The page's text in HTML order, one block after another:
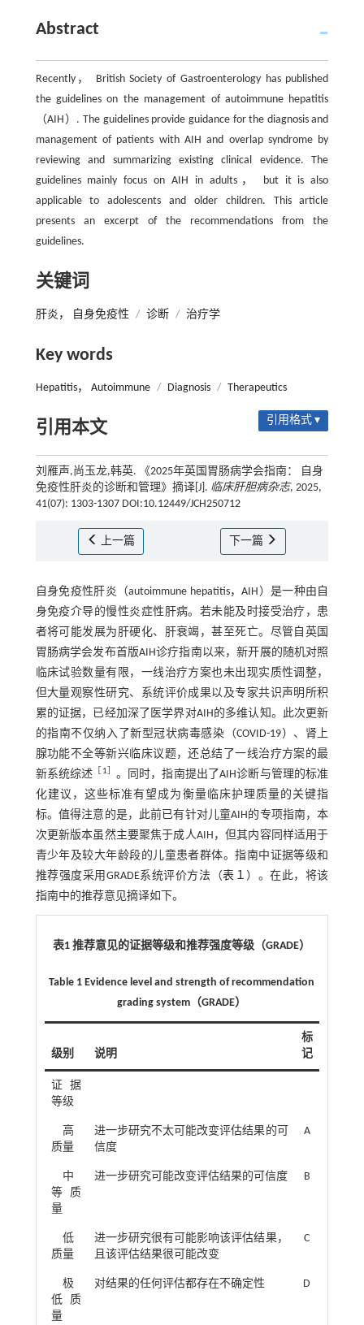
Abstract
Recently， British Society of Gastroenterology has published
the guidelines on the management of autoimmune hepatitis
（AIH）. The guidelines provide guidance for the diagnosis and
management of patients with AIH and overlap syndrome by
reviewing and summarizing existing clinical evidence. The
guidelines mainly focus on AIH in adults， but it is also
applicable to adolescents and older children. This article
presents an excerpt of the recommendations from the
guidelines.
关键词
肝炎， 自身免疫性 / 诊断 / 治疗学
Key words
Hepatitis， Autoimmune / Diagnosis / Therapeutics
引用本文 引用格式 ▾
刘雁声,尚玉龙,韩英. 《2025年英国胃肠病学会指南： 自身
免疫性肝炎的诊断和管理》摘译[J]. 临床肝胆病杂志, 2025,
41(07): 1303-1307 DOI:10.12449/JCH250712
上一篇 下一篇
自身免疫性肝炎（autoimmune hepatitis，AIH）是一种由自
身免疫介导的慢性炎症性肝病。若未能及时接受治疗，患
者将可能发展为肝硬化、肝衰竭，甚至死亡。尽管自英国
胃肠病学会发布首版AIH诊疗指南以来，新开展的随机对照
临床试验数量有限，一线治疗方案也未出现实质性调整，
但大量观察性研究、系统评价成果以及专家共识声明所积
累的证据，已经加深了医学界对AIH的多维认知。此次更新
的指南不仅纳入了新型冠状病毒感染（COVID-19）、肾上
腺功能不全等新兴临床议题，还总结了一线治疗方案的最
新系统综述
1
。同时，指南提出了AIH诊断与管理的标准
化建议，这些标准有望成为衡量临床护理质量的关键指
标。值得注意的是，此前已有针对儿童AIH的专项指南，本
次更新版本虽然主要聚焦于成人AIH，但其内容同样适用于
青少年及较大年龄段的儿童患者群体。指南中证据等级和
推荐强度采用GRADE系统评价方法（表１ ）。在此，将该
指南中的推荐意见摘译如下。
表1 推荐意见的证据等级和推荐强度等级（GRADE）
Table 1 Evidence level and strength of recommendation
grading system（GRADE）
级别 说明
标
记
证据
等级
高
质量
进一步研究不太可能改变评估结果的可
信度
A
中
等质
量
进一步研究可能改变评估结果的可信度 B
低
质量
进一步研究很有可能影响该评估结果，
且该评估结果很可能改变
C
极
低质
量
对结果的任何评估都存在不确定性 D